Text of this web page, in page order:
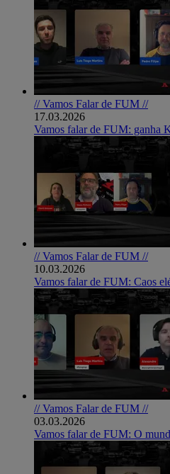
// Vamos Falar de FUM //
17.03.2026
Vamos falar de FUM: ganha
// Vamos Falar de FUM //
10.03.2026
Vamos falar de FUM: Caos
// Vamos Falar de FUM //
03.03.2026
Vamos falar de FUM: O